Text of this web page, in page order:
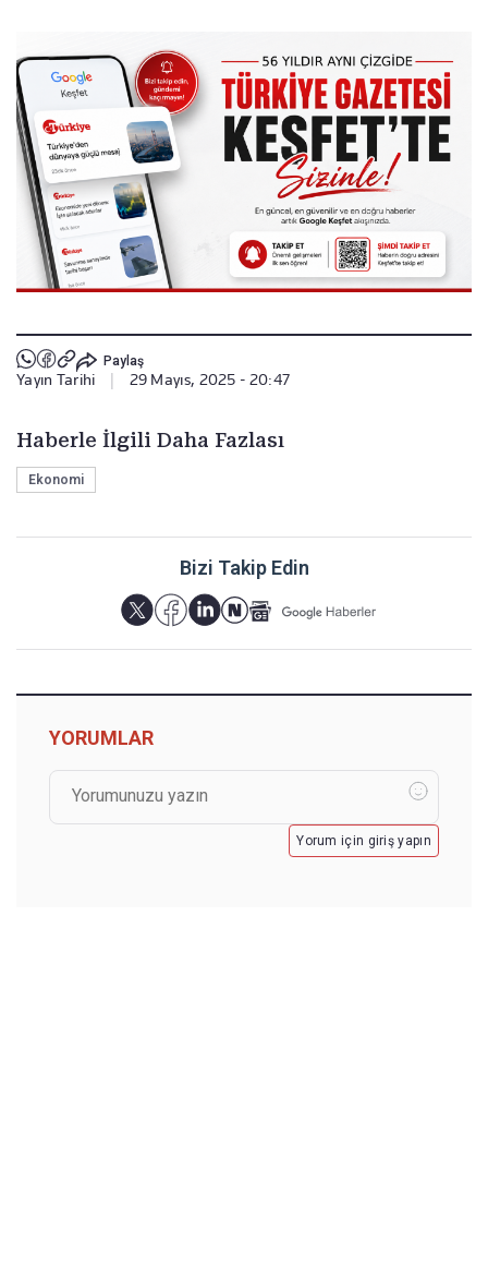
Paylaş
Yayın Tarihi 29 Mayıs, 2025 - 20:47
Haberle İlgili Daha Fazlası
Ekonomi
Bizi Takip Edin
YORUMLAR
Yorum için giriş yapın